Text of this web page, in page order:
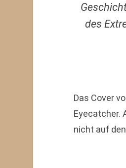
des
Das Cover
Eyecatcher.
nicht auf